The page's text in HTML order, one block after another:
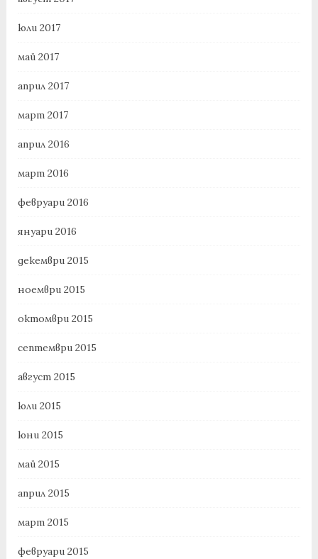
юли 2017
май 2017
април 2017
март 2017
април 2016
март 2016
февруари 2016
януари 2016
декември 2015
ноември 2015
октомври 2015
септември 2015
август 2015
юли 2015
юни 2015
май 2015
април 2015
март 2015
февруари 2015